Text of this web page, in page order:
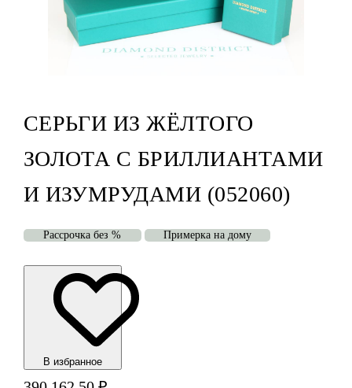
СЕРЬГИ ИЗ ЖЁЛТОГО
ЗОЛОТА С БРИЛЛИАНТАМИ
И ИЗУМРУДАМИ (052060)
Рассрочка без % Примерка на дому
В избранноe